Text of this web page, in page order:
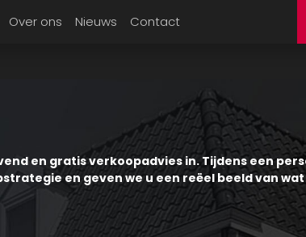
Over ons Nieuws Contact
en gratis verkoopadvies in. Tijdens een
en geven we u een reëel beeld van wat